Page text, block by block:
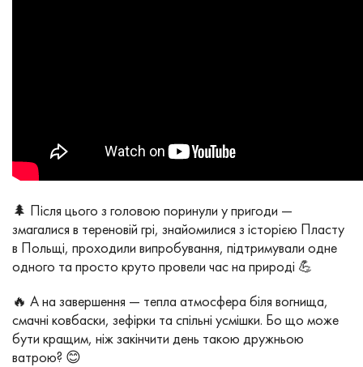
🌲 Після цього з головою поринули у пригоди —
змагалися в тереновій грі, знайомилися з історією Пласту
в Польщі, проходили випробування, підтримували одне
одного та просто круто провели час на природі 💪
🔥 А на завершення — тепла атмосфера біля вогнища,
смачні ковбаски, зефірки та спільні усмішки. Бо що може
бути кращим, ніж закінчити день такою дружньою
ватрою? 😊